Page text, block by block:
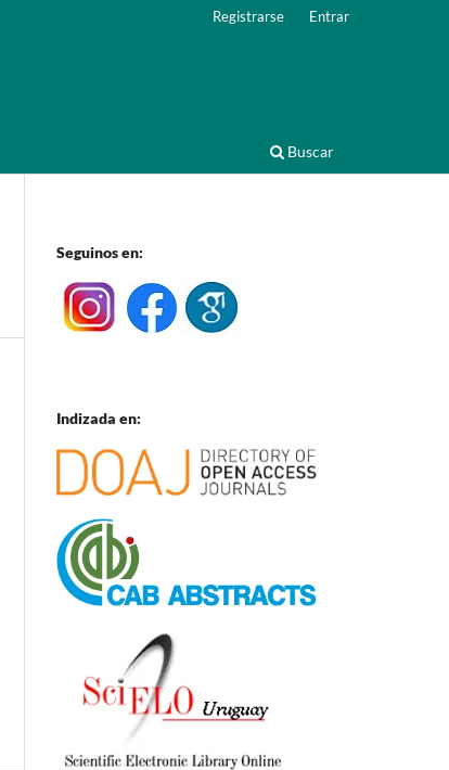
Buscar
Registrarse Entrar
Seguinos en:
Indizada en: